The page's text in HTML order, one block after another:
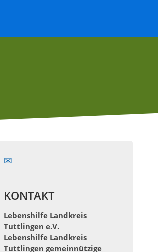
KONTAKT
Lebenshilfe Landkreis
Tuttlingen e.V.
Lebenshilfe Landkreis
Tuttlingen gemeinnützige